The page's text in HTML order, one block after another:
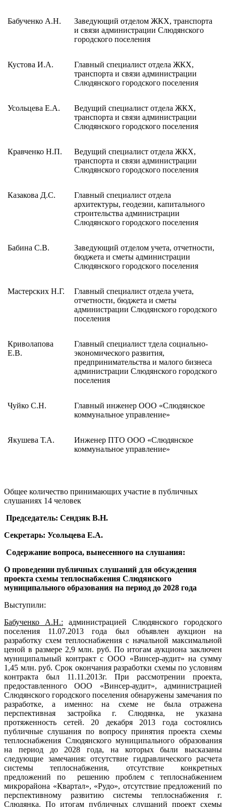
Бабученко А.Н.
Заведующий отделом ЖКХ, транспорта
и связи администрации Слюдянского
городского поселения
Кустова И.А.
Главный специалист отдела ЖКХ,
транспорта и связи администрации
Слюдянского городского поселения
Усольцева Е.А.
Ведущий специалист отдела ЖКХ,
транспорта и связи администрации
Слюдянского городского поселения
Кравченко Н.П.
Ведущий специалист отдела ЖКХ,
транспорта и связи администрации
Слюдянского городского поселения
Казакова Д.С.
Главный специалист отдела
архитектуры, геодезии, капитального
строительства администрации
Слюдянского городского поселения
Бабина С.В.
Заведующий отделом учета, отчетности,
бюджета и сметы администрации
Слюдянского городского поселения
Мастерских Н.Г.
Главный специалист отдела учета,
отчетности, бюджета и сметы
администрации Слюдянского городского
поселения
Криволапова
Е.В.
Главный специалист тдела социально-
экономического развития,
предпринимательства и малого бизнеса
администрации Слюдянского городского
поселения
Чуйко С.Н.
Главный инженер ООО «Слюдянское
коммунальное управление»
Якушева Т.А.
Инженер ПТО ООО «Слюдянское
коммунальное управление»
Общее количество принимающих участие в публичных
слушаниях 14 человек
Председатель: Сендзяк В.Н.
Секретарь: Усольцева Е.А.
Содержание вопроса, вынесенного на слушания:
О проведении публичных слушаний для обсуждения
проекта схемы теплоснабжения Слюдянского
муниципального образования на период до 2028 года
Выступили:
Бабученко А.Н.: администрацией Слюдянского городского
поселения 11.07.2013 года был объявлен аукцион на
разработку схем теплоснабжения с начальной максимальной
ценой в размере 2,9 млн. руб. По итогам аукциона заключен
муниципальный контракт с ООО «Винсер-аудит» на сумму
1,45 млн. руб. Срок окончания разработки схемы по условиям
контракта был 11.11.2013г. При рассмотрении проекта,
предоставленного ООО «Винсер-аудит», администрацией
Слюдянского городского поселения обнаружены замечания по
разработке, а именно: на схеме не была отражена
перспективная застройка г. Слюдянка, не указана
протяженность сетей. 20 декабря 2013 года состоялись
публичные слушания по вопросу принятия проекта схемы
теплоснабжения Слюдянского муниципального образования
на период до 2028 года, на которых были высказаны
следующие замечания: отсутствие гидравлического расчета
системы теплоснабжения, отсутствие конкретных
предложений по решению проблем с теплоснабжением
микрорайона «Квартал», «Рудо», отсутствие предложений по
перспективному развитию системы теплоснабжения г.
Слюдянка. По итогам публичных слушаний проект схемы